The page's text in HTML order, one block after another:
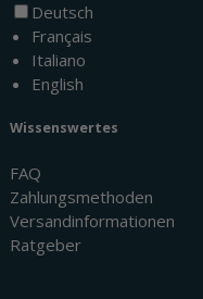
Deutsch
Français
Italiano
English
Wissenswertes
FAQ
Zahlungsmethoden
Versandinformationen
Ratgeber